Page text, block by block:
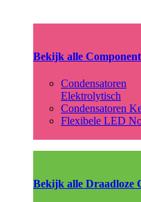
Bekijk alle
Condensatoren
Elektrolytisch
Condensatoren
Flexibele LED
Bekijk alle Draadloze